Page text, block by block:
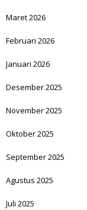
Maret 2026
Februari 2026
Januari 2026
Desember 2025
November 2025
Oktober 2025
September 2025
Agustus 2025
Juli 2025